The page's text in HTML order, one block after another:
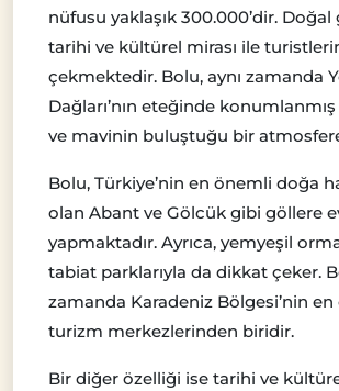
nüfusu yaklaşık 300.000’dir.
tarihi ve kültürel mirası ile
çekmektedir. Bolu, aynı zamanda
Dağları’nın eteğinde
ve mavinin buluştuğu bir
Bolu, Türkiye’nin en önemli doğa
olan Abant ve Gölcük gibi göllere
yapmaktadır. Ayrıca, yemyeşil
tabiat parklarıyla da dikkat çeker.
zamanda Karadeniz Bölgesi’nin
turizm merkezlerinden biridir.
Bir diğer özelliği ise tarihi ve